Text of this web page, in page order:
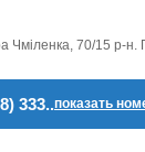
Чміленка, 70/15 р-н.
333..показать